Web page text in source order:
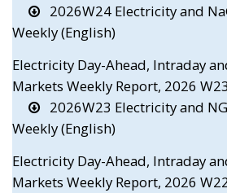
2026W24 Electricity and
Weekly (English)
Electricity Day-Ahead, Intraday
Markets Weekly Report, 2026 W23
2026W23 Electricity and
Weekly (English)
Electricity Day-Ahead, Intraday
Markets Weekly Report, 2026